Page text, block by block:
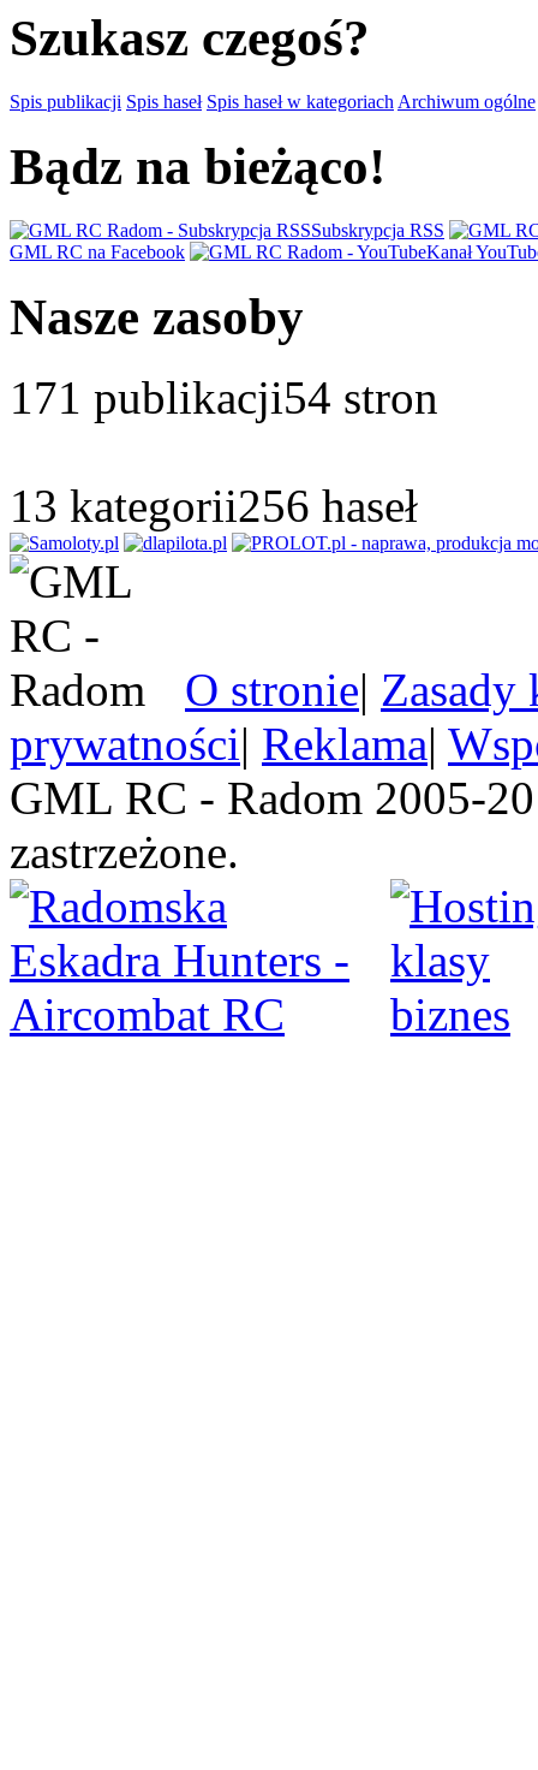
Szukasz czegoś?
Spis publikacji Spis haseł Spis haseł w kategoriach Archiwum ogólne
Bądz na bieżąco!
Subskrypcja RSS
GML RC na Facebook
Kanał
Nasze zasoby
171 publikacji54 stron
13 kategorii256 haseł
O stronie| Zasady
prywatności| Reklama|
GML RC - Radom 2005-
zastrzeżone.